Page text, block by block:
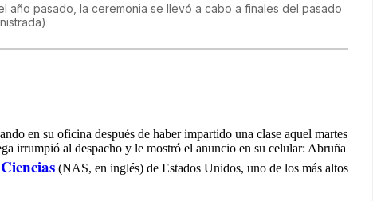
año pasado, la ceremonia se llevó a cabo a finales del pasado
en su oficina después de haber impartido una clase aquel martes
irrumpió al despacho y le mostró el anuncio en su celular: Abruña
(NAS, en inglés) de Estados Unidos, uno de los más altos